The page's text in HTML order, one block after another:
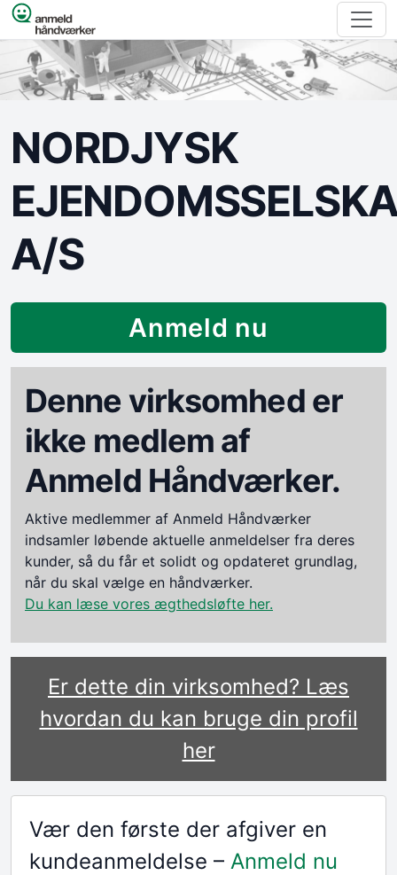
Spring til indhold
NORDJYSK
A/S
Anmeld nu
Denne virksomhed er
ikke medlem af
Anmeld Håndværker.
Aktive medlemmer af Anmeld Håndværker
indsamler løbende aktuelle anmeldelser fra deres
kunder, så du får et solidt og opdateret grundlag,
når du skal vælge en håndværker.
Du kan læse vores ægthedsløfte her.
Er dette din virksomhed? Læs
hvordan du kan bruge din profil
her
Vær den første der afgiver en
kundeanmeldelse – Anmeld nu